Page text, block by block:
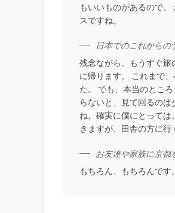
もいいものがあるので
スですね。
日本でのこれからの
残念ながら、もうすぐ旅
に帰ります。 これまで
た。 でも、本当のとこ
らないと、見て回るの
ね。確実に僕にとって
きますが、田舎の方に行
お友達や家族に京都
もちろん、もちろんです